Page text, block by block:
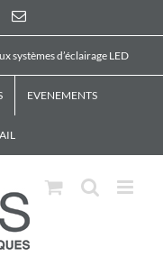
Email
systèmes d’éclairage LED
EVENEMENTS